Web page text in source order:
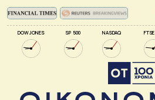
DOW JONES SP 500 NASDAQ